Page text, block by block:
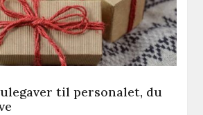
til personalet, du